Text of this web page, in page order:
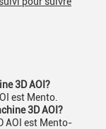
3D AOI?
est Mento.
3D AOI?
AOI est Mento-